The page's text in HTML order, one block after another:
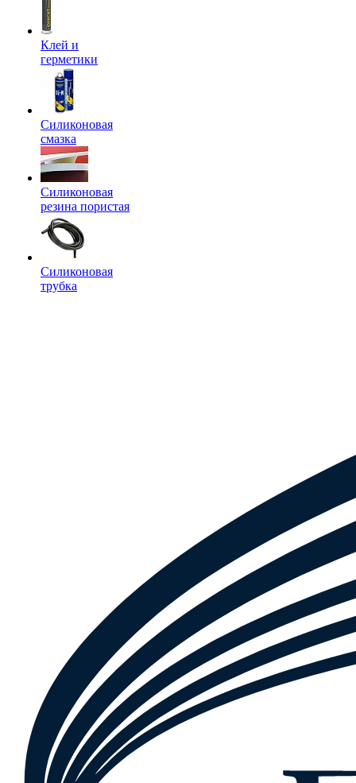
Клей и
герметики
Силиконовая
смазка
Силиконовая
резина пористая
Силиконовая
трубка